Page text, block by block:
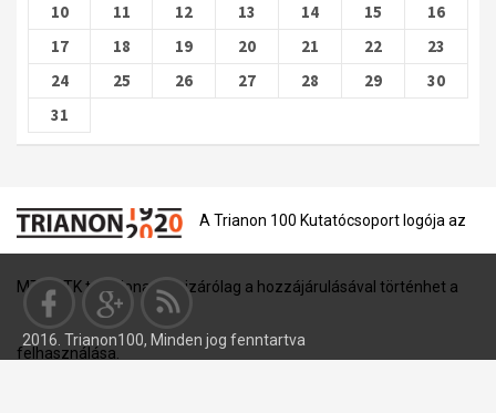
10
11 12 13 14 15
16
17
18 19 20 21 22
23
24
25 26 27 28 29
30
31
A Trianon 100 Kutatócsoport logója az
MTA BTK tulajdona, és kizárólag a hozzájárulásával történhet a
felhasználása.
2016. Trianon100, Minden jog fenntartva